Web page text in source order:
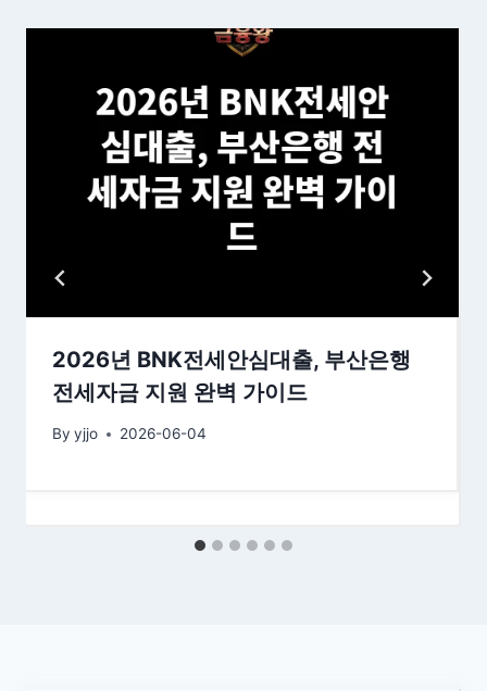
2026년 BNK전세안심대출, 부산은행
전세자금 지원 완벽 가이드
By yjjo 2026-06-04